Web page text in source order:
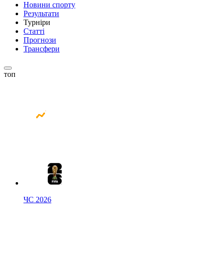
Новини спорту
Результати
Турніри
Статті
Прогнози
Трансфери
топ
ЧС 2026